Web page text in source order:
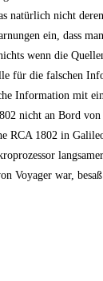
natürlich nicht
ein, dass
wenn die
für die falschen
Information mit
nicht an Bord
RCA 1802 in
Voyager war,